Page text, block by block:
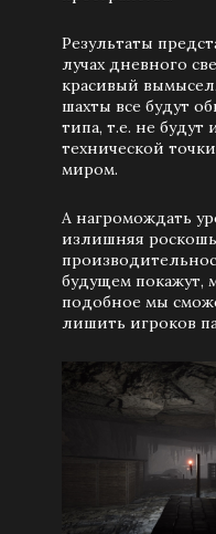
Результаты
лучах дневного
красивый
шахты все будут
типа, т.е. не
технической
миром.
А нагромождать
излишняя
будущем покажут,
подобное мы
лишить игроков